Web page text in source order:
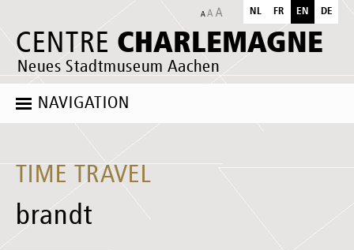
CENTRE CHARLEMAGNE
Neues Stadtmuseum Aachen
NL FR EN DE
NAVIGATION
TIME TRAVEL
brandt